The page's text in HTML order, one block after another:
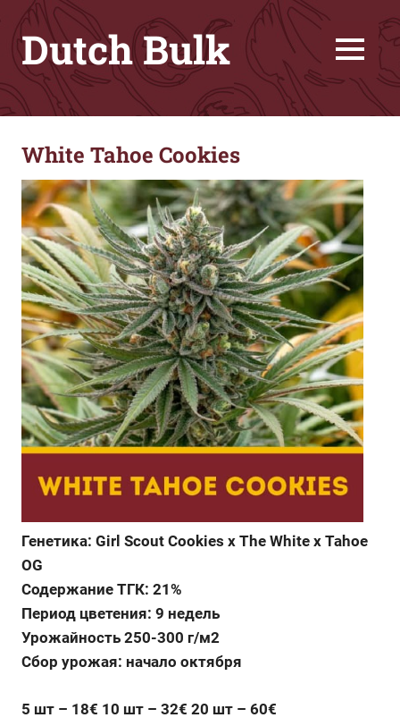
Zum
Inhalt
springen
Dutch Bulk
Семена
конопли
качества
меньшие
деньги
MENU
White Tahoe Cookies
Генетика: Girl Scout Cookies x The White x Tahoe
OG
Содержание ТГК: 21%
Период цветения: 9 недель
Урожайность 250-300 г/м2
Сбор урожая: начало октября
5 шт – 18€ 10 шт – 32€ 20 шт – 60€